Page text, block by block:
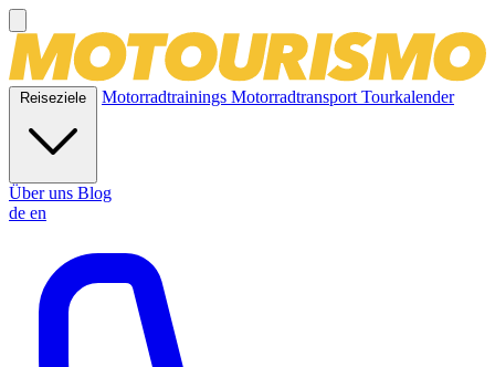
Reiseziele Motorradtrainings MotorradtransportTourkalender
Über uns Blog
de en